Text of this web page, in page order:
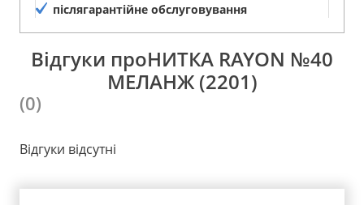
післягарантійне обслуговування
Відгуки проНИТКА RAYON №40
МЕЛАНЖ (2201)
(0)
Відгуки відсутні